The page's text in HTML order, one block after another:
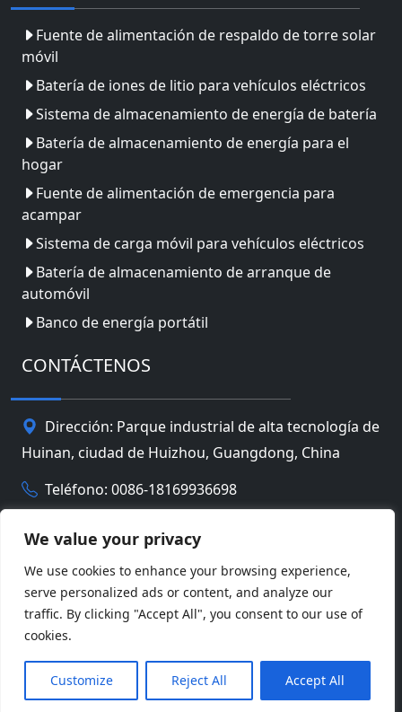
We value your privacy
We use cookies to enhance your browsing experience,
serve personalized ads or content, and analyze our
traffic. By clicking "Accept All", you consent to our use of
cookies.
Customize Reject All Accept All
Fuente de alimentación de respaldo de torre solar
móvil
Batería de iones de litio para vehículos eléctricos
Sistema de almacenamiento de energía de batería
Batería de almacenamiento de energía para el
hogar
Fuente de alimentación de emergencia para
acampar
Sistema de carga móvil para vehículos eléctricos
Batería de almacenamiento de arranque de
automóvil
Banco de energía portátil
CONTÁCTENOS
Dirección: Parque industrial de alta tecnología de
Huinan, ciudad de Huizhou, Guangdong, China
Teléfono: 0086-18169936698
Email: info@jbbatterychina.com
Política de privacidad
© Derechos de autor 2026 Tecnología limitada de la
derechos.
LinkedInWhatsAppCompartir